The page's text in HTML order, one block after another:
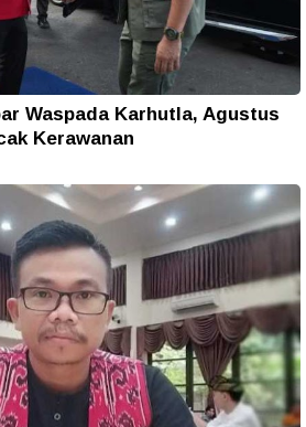
Waspada Karhutla, Agustus
Kerawanan